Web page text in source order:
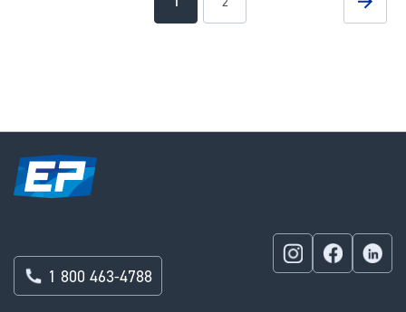
1 800 463-4788